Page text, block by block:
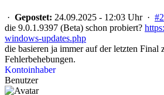
· Gepostet: 24.09.2025 - 12:03 Uhr · #2
die 9.0.1.9397 (Beta) schon probiert?
windows-updates.php
die basieren ja immer auf der letzten Final
Fehlerbehebungen.
Kontoinhaber
Benutzer